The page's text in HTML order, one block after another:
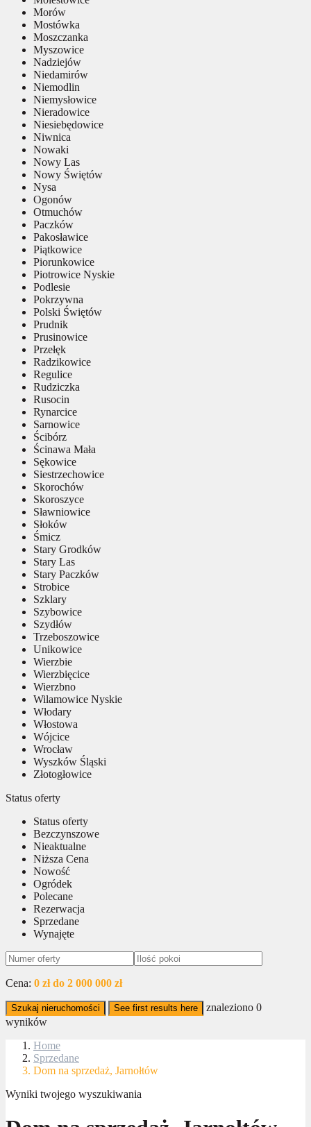
Morów
Mostówka
Moszczanka
Myszowice
Nadziejów
Niedamirów
Niemodlin
Niemysłowice
Nieradowice
Niesiebędowice
Niwnica
Nowaki
Nowy Las
Nowy Świętów
Nysa
Ogonów
Otmuchów
Paczków
Pakosławice
Piątkowice
Piorunkowice
Piotrowice Nyskie
Podlesie
Pokrzywna
Polski Świętów
Prudnik
Prusinowice
Przełęk
Radzikowice
Regulice
Rudziczka
Rusocin
Rynarcice
Sarnowice
Ścibórz
Ścinawa Mała
Sękowice
Siestrzechowice
Skorochów
Skoroszyce
Sławniowice
Słoków
Śmicz
Stary Grodków
Stary Las
Stary Paczków
Strobice
Szklary
Szybowice
Szydłów
Trzeboszowice
Unikowice
Wierzbie
Wierzbięcice
Wierzbno
Wilamowice Nyskie
Włodary
Włostowa
Wójcice
Wrocław
Wyszków Śląski
Złotogłowice
Status oferty
Status oferty
Bezczynszowe
Nieaktualne
Niższa Cena
Nowość
Ogródek
Polecane
Rezerwacja
Sprzedane
Wynajęte
Cena: 0 zł do 2 000 000 zł
Szukaj nieruchomości See first results here znaleziono 0
wyników
Home
Sprzedane
Dom na sprzedaż, Jarnołtów
Wyniki twojego wyszukiwania